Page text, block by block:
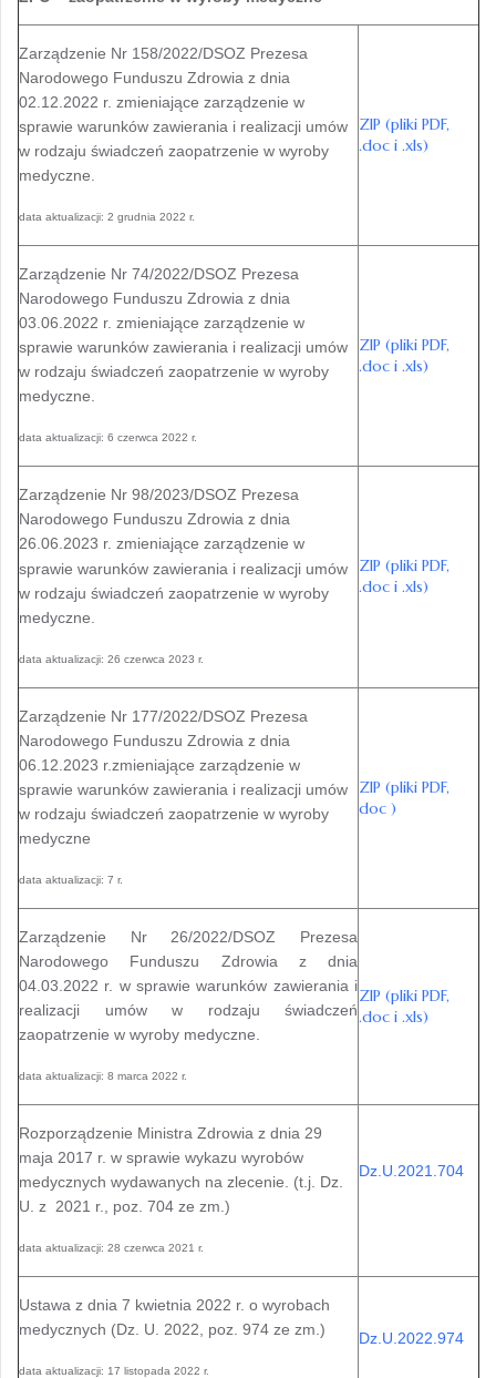
Zarządzenie Nr 158/2022/DSOZ Prezesa
Narodowego Funduszu Zdrowia z dnia
02.12.2022 r. zmieniające zarządzenie w
sprawie warunków zawierania i realizacji umów
w rodzaju świadczeń zaopatrzenie w wyroby
medyczne.
data aktualizacji: 2 grudnia 2022 r.
ZIP (pliki PDF,
.doc i .xls)
Zarządzenie Nr 74/2022/DSOZ Prezesa
Narodowego Funduszu Zdrowia z dnia
03.06.2022 r. zmieniające zarządzenie w
sprawie warunków zawierania i realizacji umów
w rodzaju świadczeń zaopatrzenie w wyroby
medyczne.
data aktualizacji: 6 czerwca 2022 r.
ZIP (pliki PDF,
.doc i .xls)
Zarządzenie Nr 98/2023/DSOZ Prezesa
Narodowego Funduszu Zdrowia z dnia
26.06.2023 r. zmieniające zarządzenie w
sprawie warunków zawierania i realizacji umów
w rodzaju świadczeń zaopatrzenie w wyroby
medyczne.
data aktualizacji: 26 czerwca 2023 r.
ZIP (pliki PDF,
.doc i .xls)
Zarządzenie Nr 177/2022/DSOZ Prezesa
Narodowego Funduszu Zdrowia z dnia
06.12.2023 r.zmieniające zarządzenie w
sprawie warunków zawierania i realizacji umów
w rodzaju świadczeń zaopatrzenie w wyroby
medyczne
data aktualizacji: 7 r.
ZIP (pliki PDF,
doc )
Zarządzenie Nr 26/2022/DSOZ Prezesa
Narodowego Funduszu Zdrowia z dnia
04.03.2022 r. w sprawie warunków zawierania i
realizacji umów w rodzaju świadczeń
zaopatrzenie w wyroby medyczne.
data aktualizacji: 8 marca 2022 r.
ZIP (pliki PDF,
.doc i .xls)
Rozporządzenie Ministra Zdrowia z dnia 29
maja 2017 r. w sprawie wykazu wyrobów
medycznych wydawanych na zlecenie. (t.j. Dz.
U. z 2021 r., poz. 704 ze zm.)
data aktualizacji: 28 czerwca 2021 r.
Dz.U.2021.704
Ustawa z dnia 7 kwietnia 2022 r. o wyrobach
medycznych (Dz. U. 2022, poz. 974 ze zm.)
data aktualizacji: 17 listopada 2022 r.
Dz.U.2022.974